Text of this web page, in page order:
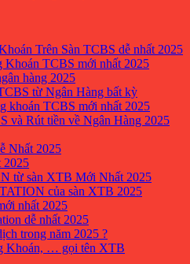
Trên Sàn TCBS dễ nhất 2025
TCBS mới nhất 2025
hàng 2025
từ Ngân Hàng bất kỳ
khoán TCBS mới nhất 2025
và Rút tiền về Ngân Hàng 2025
Nhất 2025
2025
từ sàn XTB Mới Nhất 2025
của sàn XTB 2025
nhất 2025
dễ nhất 2025
trong năm 2025 ?
Khoán, … gọi tên XTB